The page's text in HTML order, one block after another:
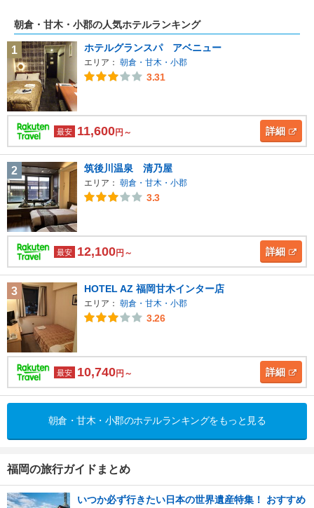
朝倉・甘木・小郡の人気ホテルランキング
1 ホテルグランスパ アベニュー
エリア： 朝倉・甘木・小郡
3.31
最安 11,600円～ 詳細
2 筑後川温泉 清乃屋
エリア： 朝倉・甘木・小郡
3.3
最安 12,100円～ 詳細
3 HOTEL AZ 福岡甘木インター店
エリア： 朝倉・甘木・小郡
3.26
最安 10,740円～ 詳細
朝倉・甘木・小郡のホテルランキングをもっと見る
福岡の旅行ガイドまとめ
いつか必ず行きたい日本の世界遺産特集！ おすすめ